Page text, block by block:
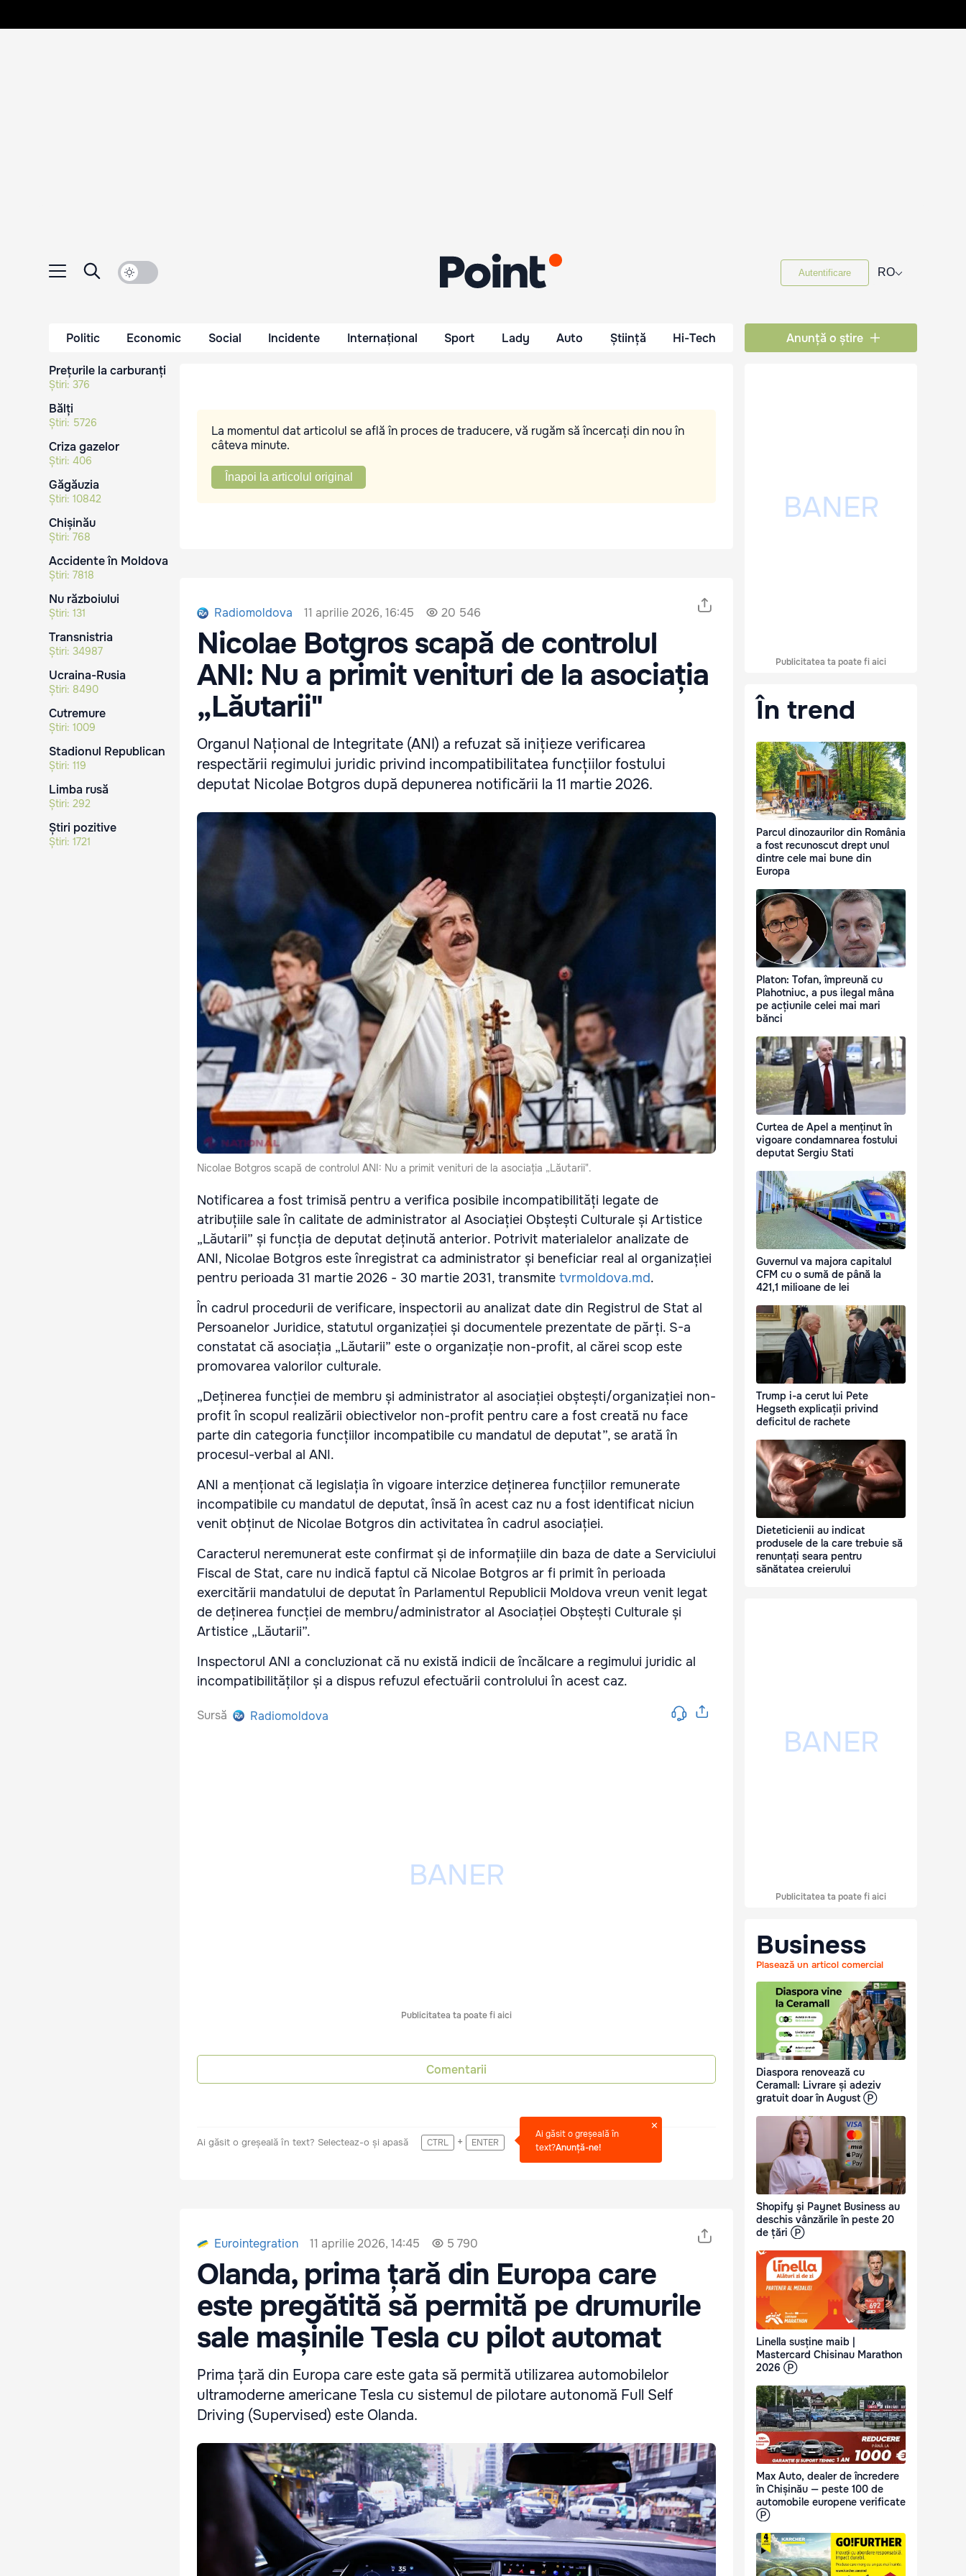
Autentificare RO⌵
Politic Economic Social Incidente Internațional Sport Lady Auto Știință Hi-Tech Anunță o știre
Prețurile la carburanți
Știri: 376
Bălți
Știri: 5726
Criza gazelor
Știri: 406
Găgăuzia
Știri: 10842
Chișinău
Știri: 768
Accidente în Moldova
Știri: 7818
Nu războiului
Știri: 131
Transnistria
Știri: 34987
Ucraina-Rusia
Știri: 8490
Cutremure
Știri: 1009
Stadionul Republican
Știri: 119
Limba rusă
Știri: 292
Știri pozitive
Știri: 1721
La momentul dat articolul se află în proces de traducere, vă rugăm să încercați din nou în
câteva minute.
Înapoi la articolul original
Radiomoldova 11 aprilie 2026, 16:45 20 546
Nicolae Botgros scapă de controlul
ANI: Nu a primit venituri de la asociația
„Lăutarii"
Organul Național de Integritate (ANI) a refuzat să inițieze verificarea
respectării regimului juridic privind incompatibilitatea funcțiilor fostului
deputat Nicolae Botgros după depunerea notificării la 11 martie 2026.
Nicolae Botgros scapă de controlul ANI: Nu a primit venituri de la asociația „Lăutarii".
Notificarea a fost trimisă pentru a verifica posibile incompatibilități legate de
atribuțiile sale în calitate de administrator al Asociației Obștești Culturale și Artistice
„Lăutarii” și funcția de deputat deținută anterior. Potrivit materialelor analizate de
ANI, Nicolae Botgros este înregistrat ca administrator și beneficiar real al organizației
pentru perioada 31 martie 2026 - 30 martie 2031, transmite tvrmoldova.md.
În cadrul procedurii de verificare, inspectorii au analizat date din Registrul de Stat al
Persoanelor Juridice, statutul organizației și documentele prezentate de părți. S-a
constatat că asociația „Lăutarii” este o organizație non-profit, al cărei scop este
promovarea valorilor culturale.
„Deținerea funcției de membru și administrator al asociației obștești/organizației non-
profit în scopul realizării obiectivelor non-profit pentru care a fost creată nu face
parte din categoria funcțiilor incompatibile cu mandatul de deputat”, se arată în
procesul-verbal al ANI.
ANI a menționat că legislația în vigoare interzice deținerea funcțiilor remunerate
incompatibile cu mandatul de deputat, însă în acest caz nu a fost identificat niciun
venit obținut de Nicolae Botgros din activitatea în cadrul asociației.
Caracterul neremunerat este confirmat și de informațiile din baza de date a Serviciului
Fiscal de Stat, care nu indică faptul că Nicolae Botgros ar fi primit în perioada
exercitării mandatului de deputat în Parlamentul Republicii Moldova vreun venit legat
de deținerea funcției de membru/administrator al Asociației Obștești Culturale și
Artistice „Lăutarii”.
Inspectorul ANI a concluzionat că nu există indicii de încălcare a regimului juridic al
incompatibilităților și a dispus refuzul efectuării controlului în acest caz.
Sursă Radiomoldova
Publicitatea ta poate fi aici
Comentarii
Ai găsit o greșeală în text? Selecteaz-o și apasă CTRL + ENTER
Ai găsit o greșeală în
text?Anunță-ne!
Eurointegration 11 aprilie 2026, 14:45 5 790
Olanda, prima țară din Europa care
este pregătită să permită pe drumurile
sale mașinile Tesla cu pilot automat
Prima țară din Europa care este gata să permită utilizarea automobilelor
ultramoderne americane Tesla cu sistemul de pilotare autonomă Full Self
Driving (Supervised) este Olanda.
Publicitatea ta poate fi aici
În trend
Parcul dinozaurilor din România
a fost recunoscut drept unul
dintre cele mai bune din
Europa
Platon: Tofan, împreună cu
Plahotniuc, a pus ilegal mâna
pe acțiunile celei mai mari
bănci
Curtea de Apel a menținut în
vigoare condamnarea fostului
deputat Sergiu Stati
Guvernul va majora capitalul
CFM cu o sumă de până la
421,1 milioane de lei
Trump i-a cerut lui Pete
Hegseth explicații privind
deficitul de rachete
Dieteticienii au indicat
produsele de la care trebuie să
renunțați seara pentru
sănătatea creierului
Publicitatea ta poate fi aici
Business
Plasează un articol comercial
Diaspora renovează cu
Ceramall: Livrare și adeziv
gratuit doar în August Ⓟ
Shopify și Paynet Business au
deschis vânzările în peste 20
de țări Ⓟ
Linella susține maib |
Mastercard Chisinau Marathon
2026 Ⓟ
Max Auto, dealer de încredere
în Chișinău — peste 100 de
automobile europene verificate
Ⓟ